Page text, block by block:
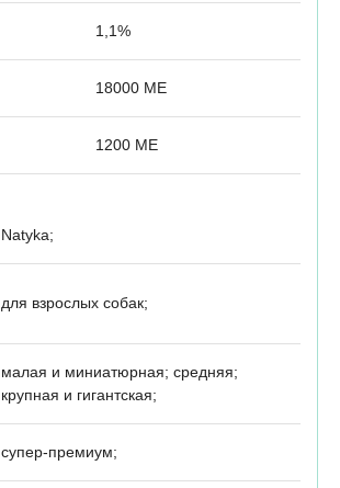
1,1%
18000 МЕ
1200 МЕ
Natyka;
для взрослых собак;
малая и миниатюрная; средняя;
крупная и гигантская;
супер-премиум;